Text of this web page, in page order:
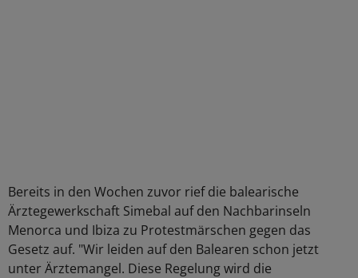
Bereits in den Wochen zuvor rief die balearische
Ärztegewerkschaft Simebal auf den Nachbarinseln
Menorca und Ibiza zu Protestmärschen gegen das
Gesetz auf. "Wir leiden auf den Balearen schon jetzt
unter Ärztemangel. Diese Regelung wird die